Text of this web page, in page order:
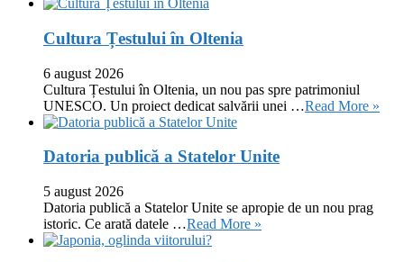
Cultura Țestului în Oltenia
6 august 2026
Cultura Țestului în Oltenia, un nou pas spre patrimoniul
UNESCO. Un proiect dedicat salvării unei …Read More »
Datoria publică a Statelor Unite
5 august 2026
Datoria publică a Statelor Unite se apropie de un nou prag
istoric. Ce arată datele …Read More »